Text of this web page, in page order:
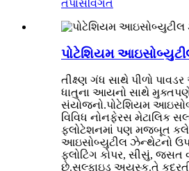
તપાસવિગત
પોટેશિયમ
તીક્ષ્ણ ગંધ સાથે પીળો
ધાતુના આયનો સાથે મુક્તપણે
સંયોજનો.પોટેશિયમ
વિવિધ નોનફેરસ મેટાલિક
ફ્લોટેશનમાં પણ મજબૂત
આઇસોબ્યુટીલ ઝેન્થેટનો
ફ્લોટિંગ કોપર, સીસું, જસત
છે.સલ્ફાઇડ અયસ્ક.તે કુદરતી